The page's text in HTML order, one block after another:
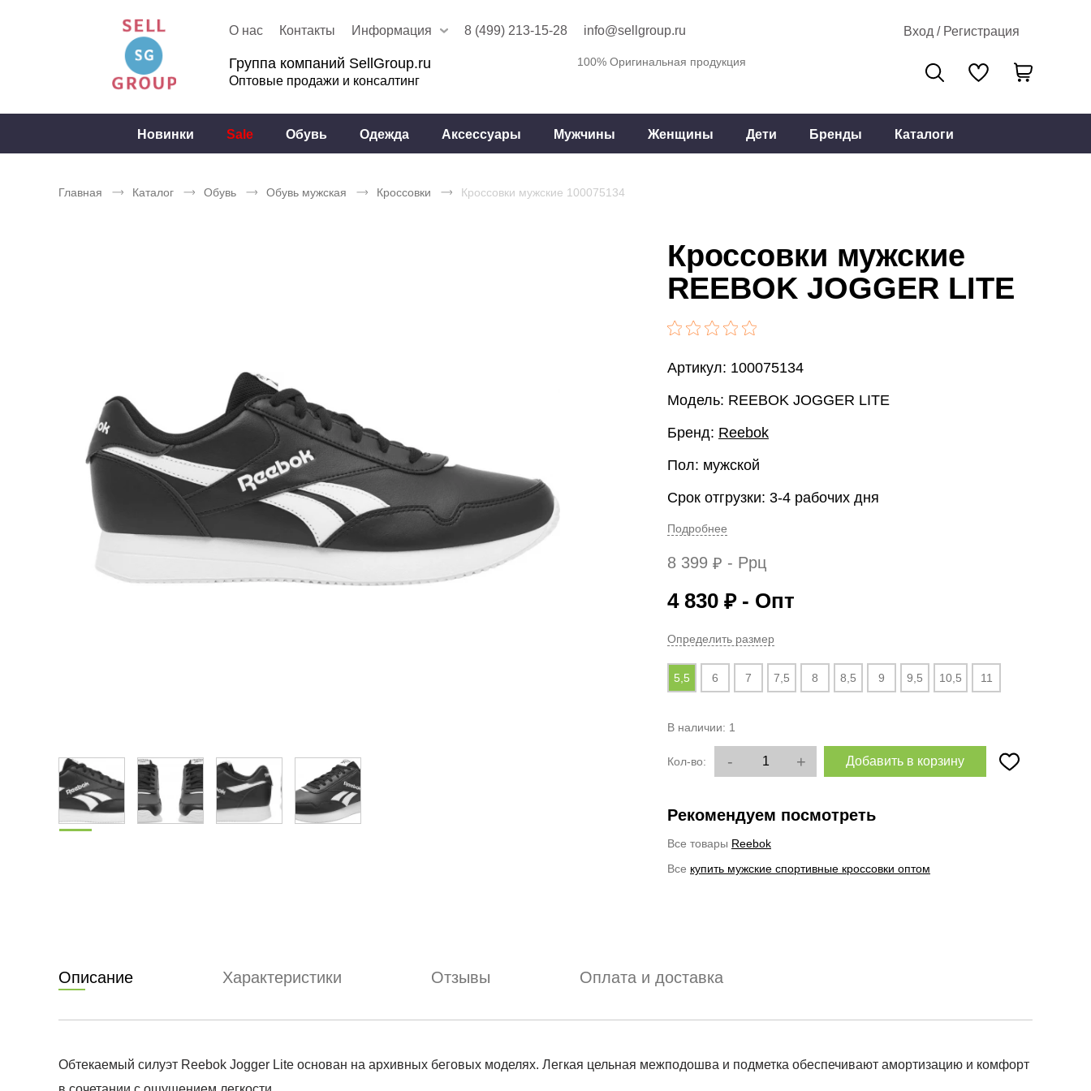
О нас Контакты Информация 8 (499) 213-15-28 info@sellgroup.ru Вход / Регистрация
Группа компаний SellGroup.ru
Оптовые продажи и консалтинг
100% Оригинальная продукция
Новинки Sale Обувь Одежда Аксессуары Мужчины Женщины Дети Бренды Каталоги
Главная Каталог Обувь Обувь мужская Кроссовки Кроссовки мужские 100075134
Кроссовки мужские
REEBOK JOGGER LITE
Артикул: 100075134
Модель: REEBOK JOGGER LITE
Бренд: Reebok
Пол: мужской
Срок отгрузки: 3-4 рабочих дня
Подробнее
8 399 ₽ - Ррц
4 830 ₽- Опт
Определить размер
5,5 6 7 7,5 8 8,5 9 9,5 10,5 11
В наличии: 1
Кол-во: - + Добавить в корзину
Рекомендуем посмотреть
Все товары Reebok
Все купить мужские спортивные кроссовки оптом
Описание Характеристики Отзывы Оплата и доставка
Обтекаемый силуэт Reebok Jogger Lite основан на архивных беговых моделях. Легкая цельная межподошва и подметка обеспечивают амортизацию и комфорт